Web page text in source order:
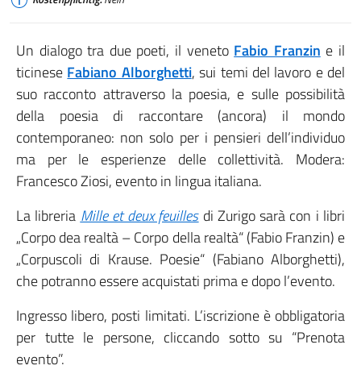
Un dialogo tra due poeti, il venetoFabio Franzine il
ticineseFabiano Alborghetti, sui temi del lavoro e del
suo racconto attraverso la poesia, e sulle possibilità
della poesia di raccontare (ancora) il mondo
contemporaneo: non solo per i pensieri dell’individuo
ma per le esperienze delle collettività. Modera:
Francesco Ziosi, evento in lingua italiana.
La libreriaMille et deux feuillesdi Zurigo sarà con i libri
„Corpo dea realtà – Corpo della realtà“ (Fabio Franzin) e
„Corpuscoli di Krause. Poesie“ (Fabiano Alborghetti),
che potranno essere acquistati prima e dopo l’evento.
Ingresso libero, posti limitati. L’iscrizione è obbligatoria
per tutte le persone, cliccando sotto su “Prenota
evento”.